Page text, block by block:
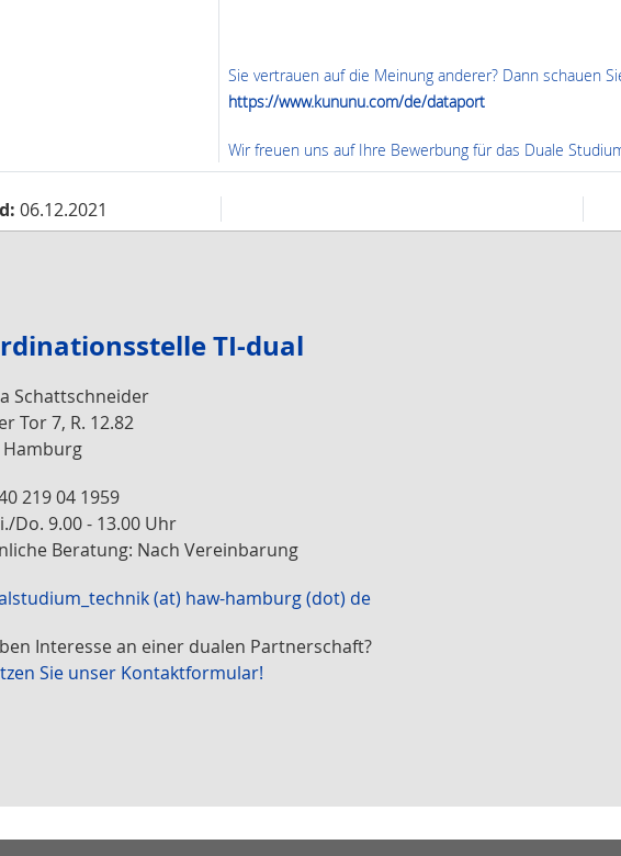
Sie vertrauen auf die Meinung anderer? Dann schauen
https://www.kununu.com/de/dataport
Wir freuen uns auf Ihre Bewerbung für das Duale
06.12.2021
TI-dual
Schattschneider
Tor 7, R. 12.82
Hamburg
219 04 1959
Do. 9.00 - 13.00 Uhr
Beratung: Nach Vereinbarung
(at) haw-hamburg (dot) de
Interesse an einer dualen Partnerschaft?
Sie unser Kontaktformular!